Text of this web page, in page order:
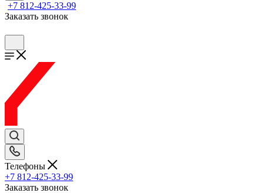
+7 812-425-33-99
Заказать звонок
Телефоны
+7 812-425-33-99
Заказать звонок